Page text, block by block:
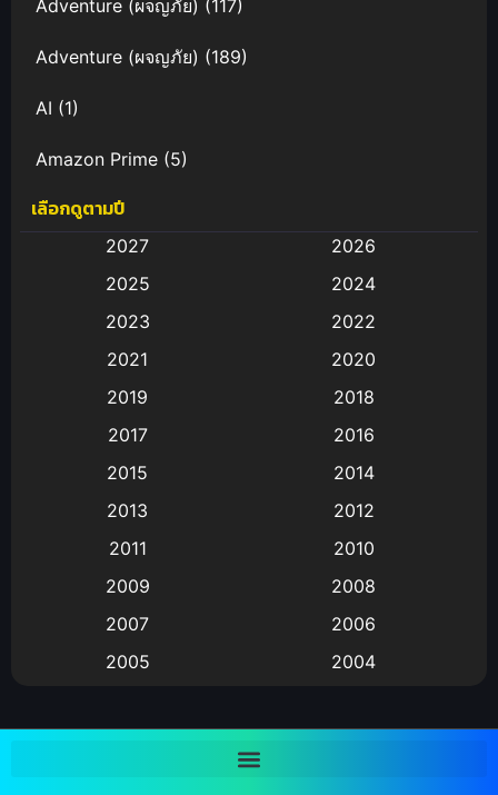
Adventure (ผจญภัย) (117)
Adventure (ผจญภัย) (189)
AI (1)
Amazon Prime (5)
Anal (ประตูหลัง)
Animation การ์ตูน
Animation อนิเมะ
Animation แอนิเมชัน
(9)
Big tits (นมใหญ่)
Bitch (ผู้หญิงร่าน)
เลือกดูตามปี
2027
2026
2025
2024
2023
2022
2021
2020
2019
2018
2017
2016
2015
2014
2013
2012
2011
2010
2009
2008
2007
2006
2005
2004